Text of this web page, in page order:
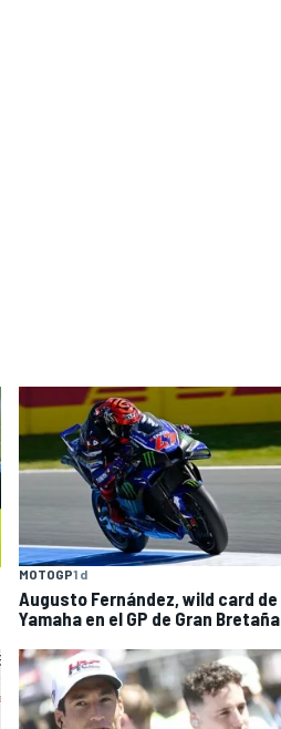
MOTOGP1 d
Augusto Fernández, wild card de
Yamaha en el GP de Gran Bretaña